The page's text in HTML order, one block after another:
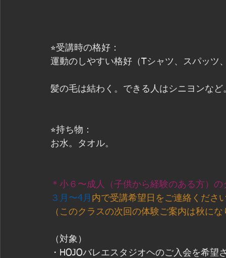
⭐︎受講時の格好：
運動のしやすい格好（Tシャツ、スパッツ
髪の毛は結わく。できる人はシニヨンなど
⭐︎持ち物：
お水。タオル。
＊小６〜成人（子供から経験のある方）
３月〜4月 内で受講希望日をご連絡くださ
（このクラスの次回の体験ご案内は秋に
（対象）
・HOJOバレエスタジオヘのご入会を希望